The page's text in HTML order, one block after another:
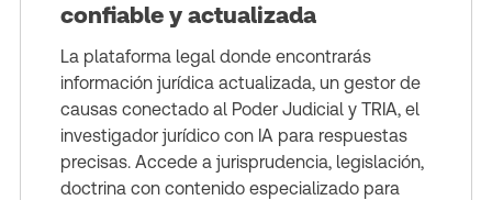
confiable y actualizada
La plataforma legal donde encontrarás
información jurídica actualizada, un gestor de
causas conectado al Poder Judicial y TRIA, el
investigador jurídico con IA para respuestas
precisas. Accede a jurisprudencia, legislación,
doctrina con contenido especializado para